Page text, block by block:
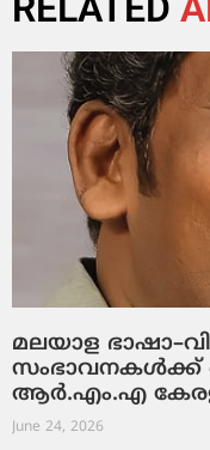
മലയാള
സംഭാവനകൾക്ക്
ആർ.എം.എ
June 24, 2026